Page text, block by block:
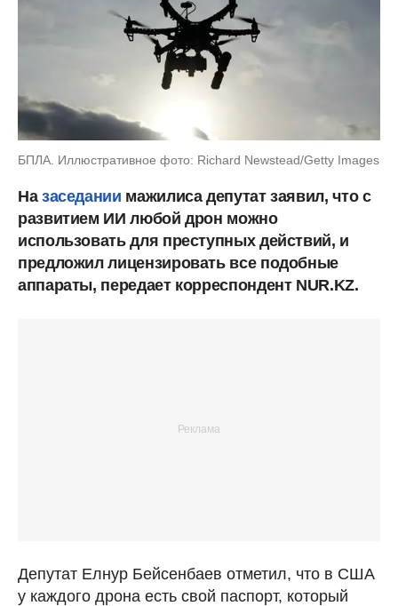
БПЛА. Иллюстративное фото: Richard Newstead/Getty Images
На заседании мажилиса депутат заявил, что с
развитием ИИ любой дрон можно
использовать для преступных действий, и
предложил лицензировать все подобные
аппараты, передает корреспондент NUR.KZ.
Депутат Елнур Бейсенбаев отметил, что в США
у каждого дрона есть свой паспорт, который